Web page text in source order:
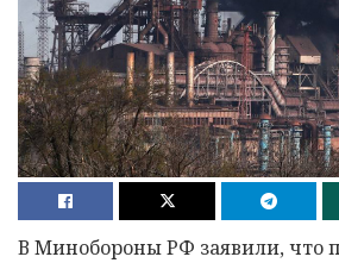
В Минобороны РФ заявили, что